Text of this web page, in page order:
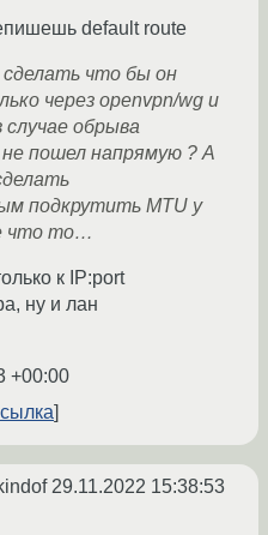
default route
что бы он
через openvpn/wg и
случае обрыва
не пошел напрямую ? А
подкрутить MTU у
что то…
к IP:port
ну и лан
+00:00
29.11.2022 15:38:53